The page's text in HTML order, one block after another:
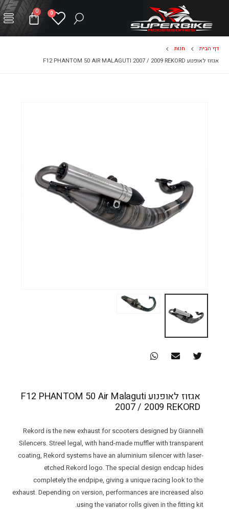
0
0
דף הבית
חנות
אגזוז לאופנוע F12 PHANTOM 50 AIR MALAGUTI 2007 / 2009 REKORD
אגזוז לאופנוע F12 PHANTOM 50 Air Malaguti
2007 / 2009 REKORD
Rekord is the new exhaust for scooters designed by Giannelli
Silencers. Streel legal, with hand-made muffler with transparent
coating, Rekord systems have an aluminium silencer with laser-
etched Rekord logo. The special design endcap hides
completely the endpipe, giving a unique racing look to the
exhaust. Depending on version, performances are increased also
using the variator rolls given in the fitting kit.